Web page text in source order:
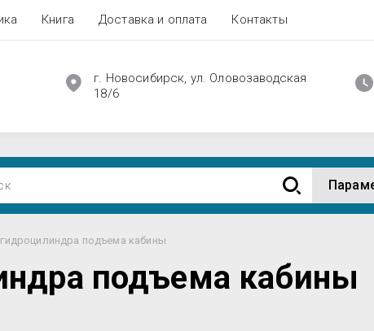
Книга Доставка и оплата Контакты
г. Новосибирск, ул. Оловозаводская
18/6
подъема кабины
подъема кабины